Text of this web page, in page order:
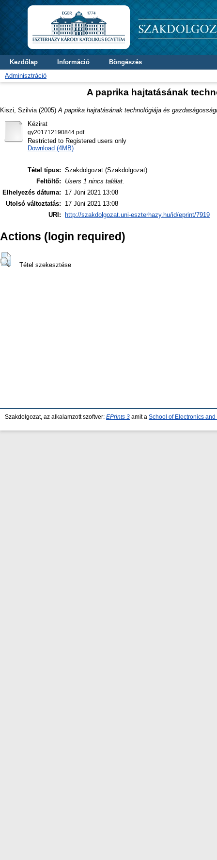
Kezdőlap Információ
Böngészés
Adminisztráció
A paprika hajtatásának
Kiszi, Szilvia (2005) A paprika hajtatásának technológiája és
Kézirat
gy201712190844.pdf
Restricted to Registered users only
Download (4MB)
Tétel típus: Szakdolgozat (Szakdolgozat)
Feltöltő:
Users 1 nincs találat.
Elhelyezés dátuma:
17 Júni 2021 13:08
Utolsó változtatás:
17 Júni 2021 13:08
URI:
http://szakdolgozat.uni-eszterhazy.hu/id/eprint/7919
Actions (login required)
Tétel szekesztése
Szakdolgozat, az alkalamzott szoftver: EPrints 3 amit a School of Electronics